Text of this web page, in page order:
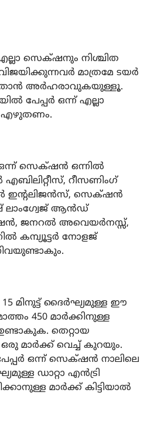
സെക്‌ഷനും നിശ്ചിത
മാത്രമേ ടയർ
അർഹരാവുകയുള്ളൂ.
പേപ്പർ ഒന്ന് എല്ലാ
എഴുതണം.
ഒന്ന് സെക്‌ഷൻ ഒന്നിൽ
എബിലിറ്റീസ്, റീസണിംഗ്
സെക്‌ഷൻ
ലാംഗ്വേജ് ആൻഡ്
ജനറൽ അവെയർനസ്സ്,
കമ്പ്യൂട്ടർ നോളജ്
മിനുട്ട് ദൈർഘ്യമുള്ള ഈ
450 മാർക്കിനുള്ള
തെറ്റായ
മാർക്ക് വെച്ച് കുറയും.
ഒന്ന് സെക്‌ഷൻ നാലിലെ
ഡാറ്റാ എൻട്രി
മാർക്ക് കിട്ടിയാൽ